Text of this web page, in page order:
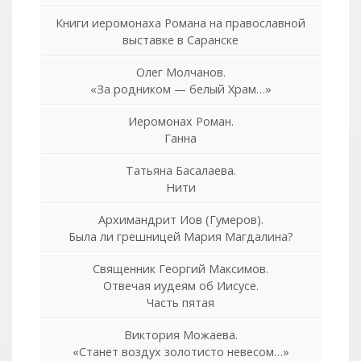
Книги иеромонаха Романа на православной
выставке в Саранске
Олег Молчанов.
«За родником — белый Храм…»
Иеромонах Роман.
Ганна
Татьяна Басалаева.
Нити
Архимандрит Иов (Гумеров).
Была ли грешницей Мария Магдалина?
Священник Георгий Максимов.
Отвечая иудеям об Иисусе.
Часть пятая
Виктория Можаева.
«Станет воздух золотисто невесом…»